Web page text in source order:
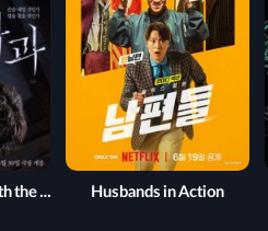
Husbands in Action
The Old Woman with the Knife